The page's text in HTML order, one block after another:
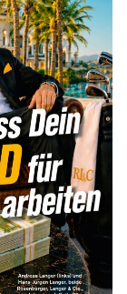
Wochen-
Kippe:
CLARITY